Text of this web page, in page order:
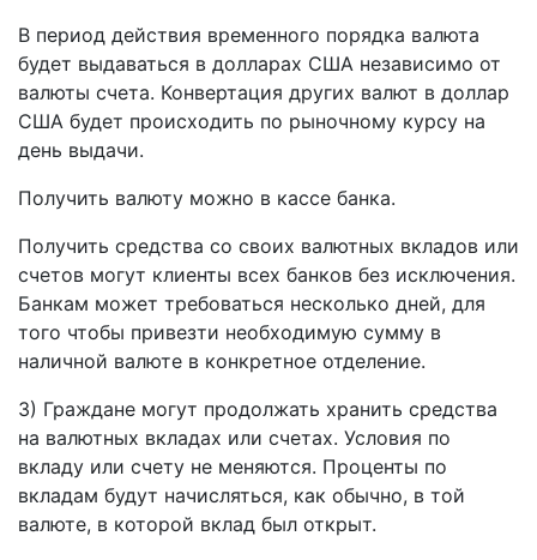
В период действия временного порядка валюта
будет выдаваться в долларах США независимо от
валюты счета. Конвертация других валют в доллар
США будет происходить по рыночному курсу на
день выдачи.
Получить валюту можно в кассе банка.
Получить средства со своих валютных вкладов или
счетов могут клиенты всех банков без исключения.
Банкам может требоваться несколько дней, для
того чтобы привезти необходимую сумму в
наличной валюте в конкретное отделение.
3) Граждане могут продолжать хранить средства
на валютных вкладах или счетах. Условия по
вкладу или счету не меняются. Проценты по
вкладам будут начисляться, как обычно, в той
валюте, в которой вклад был открыт.